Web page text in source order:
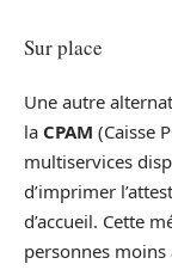
Sur place
Une autre
la CPAM (Caisse
multiservices
d’imprimer
d’accueil. Cette
personnes moins